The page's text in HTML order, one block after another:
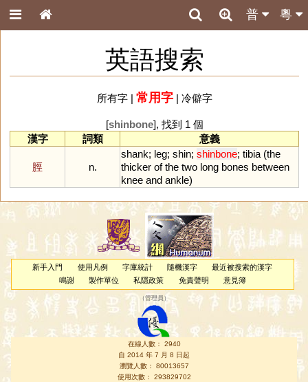
粵
普
英語搜索
所有字| 常用字| 冷僻字
[shinbone], 找到 1 個
漢字
詞類 意義
脛 n.
shank; leg; shin; shinbone; tibia (the
thicker of the two long bones between
knee and ankle)
新手入門 使用凡例 字庫統計 隨機漢字
最近被搜索的漢字
鳴謝
製作單位 私隱政策 免責聲明 意見簿
（管理員 ）
在線人數： 2940
自 2014 年 7 月 8 日起
瀏覽人數： 80013657
使用次數： 293829702